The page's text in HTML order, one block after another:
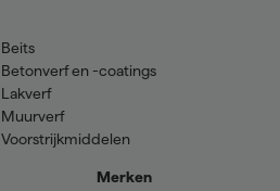
Beits
Betonverf en -coatings
Lakverf
Muurverf
Voorstrijkmiddelen
Merken